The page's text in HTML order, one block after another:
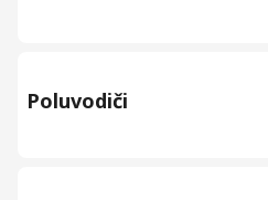
Poluvodiči